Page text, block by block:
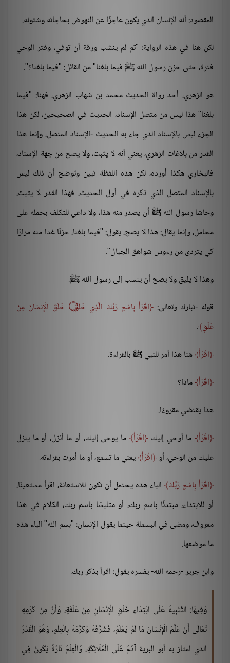
المقصود: أنه الإنسان الذي يكون عاجزًا عن النهوض بحاجاته وشئونه.
لكن هنا في هذه الرواية: "ثم لم ينشب ورقة أن توفي، وفتر الوحي
فترة، حتى حزن رسول الله ﷺ فيما بلغنا" من القائل: "فيما بلغنا؟".
هو الزهري، أحد رواة الحديث محمد بن شهاب الزهري، فهنا: "فيما
بلغنا" هذا ليس من متصل الإسناد، الحديث في الصحيحين، لكن هذا
الجزء ليس بالإسناد الذي جاء به الحديث -الإسناد المتصل، وإنما هذا
القدر من بلاغات الزهري، يعني أنه لا يثبت، ولا يصح من جهة الإسناد،
فالبخاري هكذا أورده، لكن هذه اللفظة تبين وتوضح أن ذلك ليس
بالإسناد المتصل الذي ذكره في أول الحديث، فهذا القدر لا يثبت،
وحاشا رسول الله ﷺ أن يصدر منه هذا، ولا داعي للتكلف بحمله على
محامل، وإنما يقال: هذا لا يصح، يقول: "فيما بلغنا، حزنًا غدا منه مرارًا
كي يتردى من رءوس شواهق الجبال".
وهذا لا يليق ولا يصح أن ينسب إلى رسول الله ﷺ.
قوله -تبارك وتعالى:
اقْرَأْ بِاسْمِ رَبِّكَ الَّذِي خَلَقَ ۝ خَلَقَ الْإِنسَانَ مِنْ
عَلَقٍ .
اقْرَأْ هنا هذا أمر للنبي ﷺ بالقراءة.
اقْرَأْ ماذا؟
هذا يقتضي مقروءًا.
اقْرَأْ ما أوحي إليك اقْرَأْ ما يوحى إليك، أو ما أنزل، أو ما ينزل
عليك من الوحي، أو اقْرَأْ يعني ما تسمع، أو ما أمرت بقراءته.
اقْرَأْ بِاسْمِ رَبِّكَ الباء هذه يحتمل أن تكون للاستعانة، اقرأ مستعينًا،
أو للابتداء، مبتدئًا باسم ربك، أو متلبسًا باسم ربك، الكلام في هذا
معروف، ومضى في البسملة حينما يقول الإنسان: "بسم الله" الباء هذه
ما موضعها.
وابن جرير -رحمه الله- يفسره يقول: اقرأ بذكر ربك.
وَفِيهَا: التَّنْبِيهُ عَلَى ابْتِدَاءِ خَلْقِ الْإِنْسَانِ مِنْ عَلَقَةٍ، وَأَنَّ مِنْ كَرَمِهِ
تَعَالَى أَنْ عَلَّمَ الْإِنْسَانَ مَا لَمْ يَعْلَمْ، فَشَرَّفَهُ وَكَرَّمَهُ بِالْعِلْمِ، وَهُوَ الْقَدْرُ
الذي امتاز به أبو البرية آدَمُ عَلَى الْمَلَائِكَةِ، وَالْعِلْمُ تَارَةً يَكُونُ فِي